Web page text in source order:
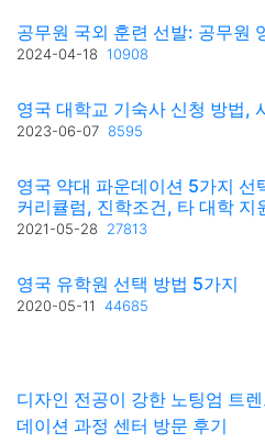
공무원 국외 훈련 선발: 공무원
2024-04-18 10908
영국 대학교 기숙사 신청 방법,
2023-06-07 8595
영국 약대 파운데이션 5가지
커리큘럼, 진학조건, 타 대학 지
2021-05-28 27813
영국 유학원 선택 방법 5가지
2020-05-11 44685
디자인 전공이 강한 노팅엄 트
데이션 과정 센터 방문 후기